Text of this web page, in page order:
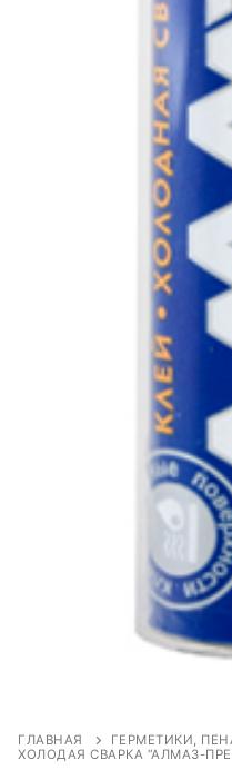
ГЛАВНАЯ ГЕРМЕТИКИ,
ХОЛОДАЯ СВАРКА “АЛМАЗ-